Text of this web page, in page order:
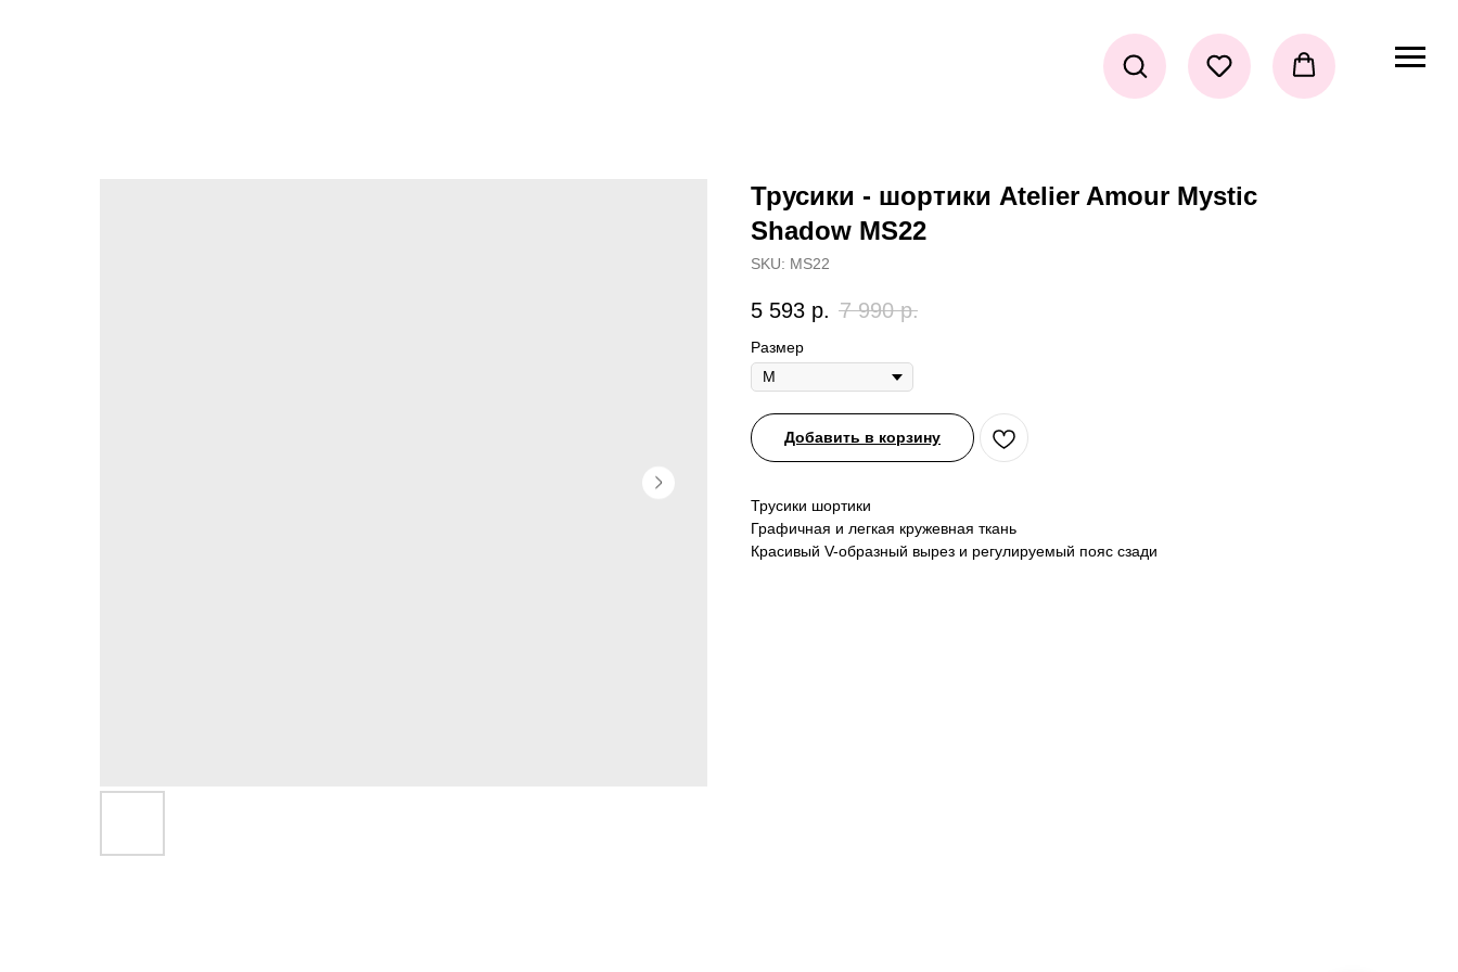
Трусики - шортики Atelier Amour Mystic
Shadow MS22
SKU: MS22
5 593 р. 7 990 р.
Размер
Добавить в корзину
Трусики шортики
Графичная и легкая кружевная ткань
Красивый V-образный вырез и регулируемый пояс сзади